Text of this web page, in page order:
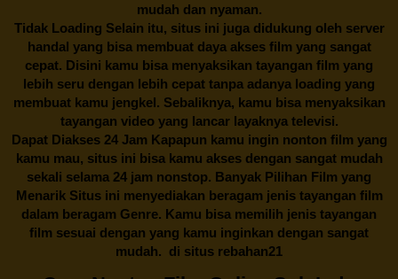
mudah dan nyaman.
Tidak Loading Selain itu, situs ini juga didukung oleh server
handal yang bisa membuat daya akses film yang sangat
cepat. Disini kamu bisa menyaksikan tayangan film yang
lebih seru dengan lebih cepat tanpa adanya loading yang
membuat kamu jengkel. Sebaliknya, kamu bisa menyaksikan
tayangan video yang lancar layaknya televisi.
Dapat Diakses 24 Jam Kapapun kamu ingin nonton film yang
kamu mau, situs ini bisa kamu akses dengan sangat mudah
sekali selama 24 jam nonstop. Banyak Pilihan Film yang
Menarik Situs ini menyediakan beragam jenis tayangan film
dalam beragam Genre. Kamu bisa memilih jenis tayangan
film sesuai dengan yang kamu inginkan dengan sangat
mudah. di situs rebahan21